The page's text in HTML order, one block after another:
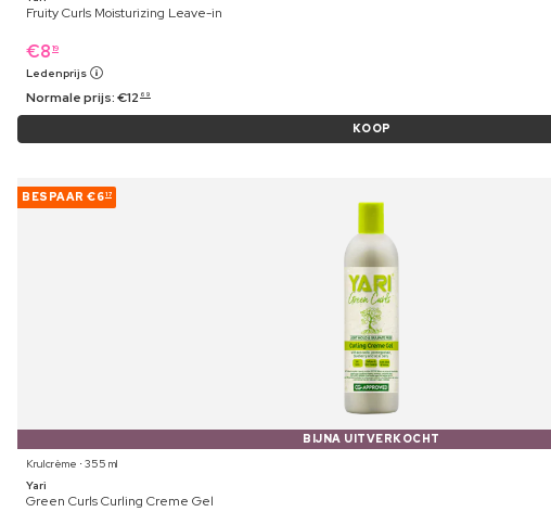
Fruity Curls Moisturizing Leave-in
€8 19
Ledenprijs
Normale prijs:€12 69
KOOP
BESPAAR €617
BIJNA UITVERKOCHT
Krulcrème ⋅ 355 ml
Yari
Green Curls Curling Creme Gel